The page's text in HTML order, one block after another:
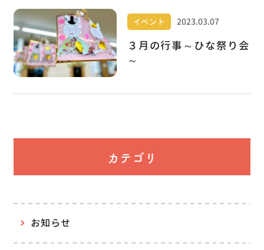
イベント 2023.03.07
３月の行事～ひな祭り会
～
カテゴリ
お知らせ